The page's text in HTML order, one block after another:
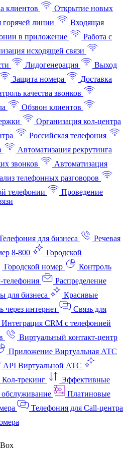
клиентов
Открытие новых
горячей линии
Входящая
в приложение
Работа с
исходящей связи
Лидогенерация
Выход
Защита номера
Доставка
качества звонков
Обзвон клиентов
Организация кол-центра
Российская телефония
Автоматизация рекрутинга
звонков
Автоматизация
телефонных разговоров
телефонии
Проведение
для бизнеса
Речевая
8-800
Городской
Городской номер
Контроль
телефония
Распределение
для бизнеса
Красивые
через интернет
Связь для
Интеграция CRM с телефонией
Виртуальный контакт‑центр
Приложение Виртуальная АТС
API Виртуальной АТС
Кол-трекинг
Эффективные
Платиновые
Телефония для Call-центра